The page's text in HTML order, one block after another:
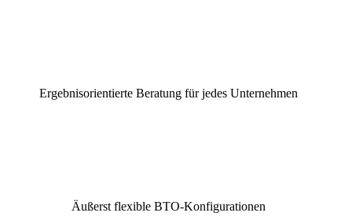
Ergebnisorientierte Beratung für jedes Unternehmen
Äußerst flexible BTO-Konfigurationen